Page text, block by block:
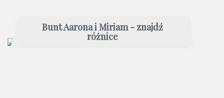
Bunt Aarona i Miriam - znajdź
różnice